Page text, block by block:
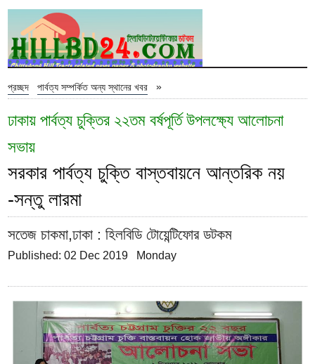
প্রচ্ছদ »
পার্বত্য সম্পর্কিত অন্য স্থানের খবর
ঢাকায় পার্বত্য চুক্তির ২২তম বর্ষপূর্তি উপলক্ষ্যে আলোচনা
সভায়
সরকার পার্বত্য চুক্তি বাস্তবায়নে আন্তরিক নয়
-সন্তু লারমা
সতেজ চাকমা,ঢাকা : হিলবিডি টোয়েন্টিফোর ডটকম
Published: 02 Dec 2019 Monday